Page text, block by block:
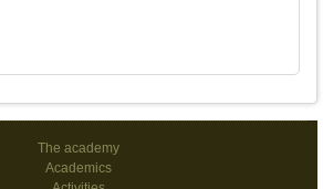
The academy
Academics